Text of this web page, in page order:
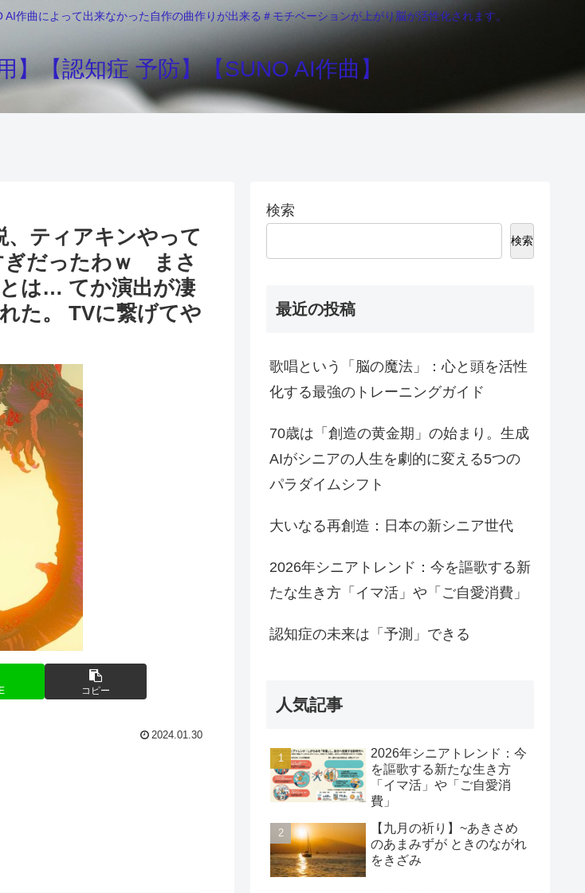
作曲によって出来なかった自作の曲作りが出来る＃モチベーションが上がり脳が活性化されます。
】【認知症 予防】【SUNO AI作曲】
ティアキンやって
ぎだったわｗ まさ
は… てか演出が凄
た。 TVに繋げてや
コピー
2024.01.30
検索
検索
最近の投稿
歌唱という「脳の魔法」：心と頭を活性
化する最強のトレーニングガイド
70歳は「創造の黄金期」の始まり。生成
AIがシニアの人生を劇的に変える5つの
パラダイムシフト
大いなる再創造：日本の新シニア世代
2026年シニアトレンド：今を謳歌する新
たな生き方「イマ活」や「ご自愛消費」
認知症の未来は「予測」できる
人気記事
2026年シニアトレンド：今
を謳歌する新たな生き方
「イマ活」や「ご自愛消
費」
【九月の祈り】~あきさめ
のあまみずが ときのながれ
をきざみ